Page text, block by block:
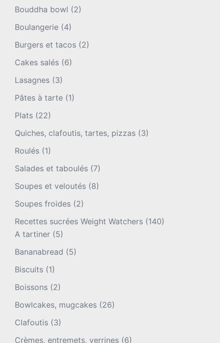
Bouddha bowl (2)
Boulangerie (4)
Burgers et tacos (2)
Cakes salés (6)
Lasagnes (3)
Pâtes à tarte (1)
Plats (22)
Quiches, clafoutis, tartes, pizzas (3)
Roulés (1)
Salades et taboulés (7)
Soupes et veloutés (8)
Soupes froides (2)
Recettes sucrées Weight Watchers (140)
A tartiner (5)
Bananabread (5)
Biscuits (1)
Boissons (2)
Bowlcakes, mugcakes (26)
Clafoutis (3)
Crèmes, entremets, verrines (6)